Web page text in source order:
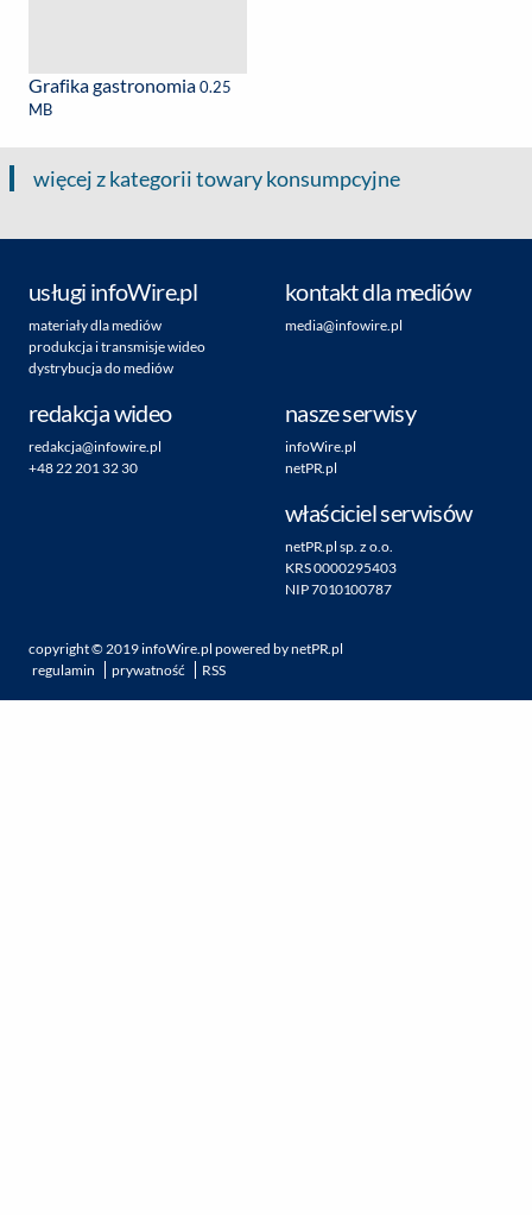
Grafika gastronomia0.25
MB
więcej z kategorii towary konsumpcyjne
usługi infoWire.pl
materiały dla mediów
produkcja i transmisje wideo
dystrybucja do mediów
kontakt dla mediów
media@infowire.pl
redakcja wideo
redakcja@infowire.pl
+48 22 201 32 30
nasze serwisy
infoWire.pl
netPR.pl
właściciel serwisów
netPR.pl sp. z o.o.
KRS 0000295403
NIP 7010100787
copyright ©2019infoWire.pl powered bynetPR.pl
regulamin
prywatność RSS